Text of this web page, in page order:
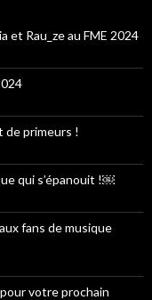
et Rau_ze au FME 2024
de primeurs !
qui s’épanouit !￼
fans de musique
votre prochain